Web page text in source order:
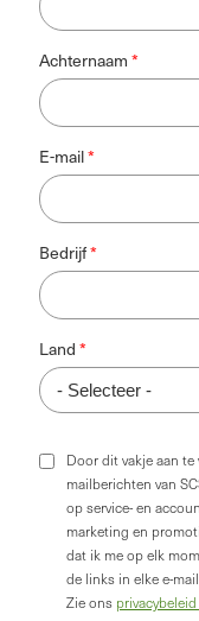
Achternaam
E-mail
Bedrijf
Land
Door dit vakje aan
mailberichten van
op service- en
marketing en
dat ik me op elk
de links in elke e-
Zie ons